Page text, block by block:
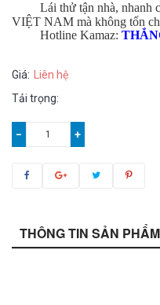
Lái thử tận nhà, nhanh
VIỆT NAM mà không tốn
Hotline Kamaz:
Giá:
Liên hệ
Tải trọng:
− +
THÔNG TIN SẢN PHẨM